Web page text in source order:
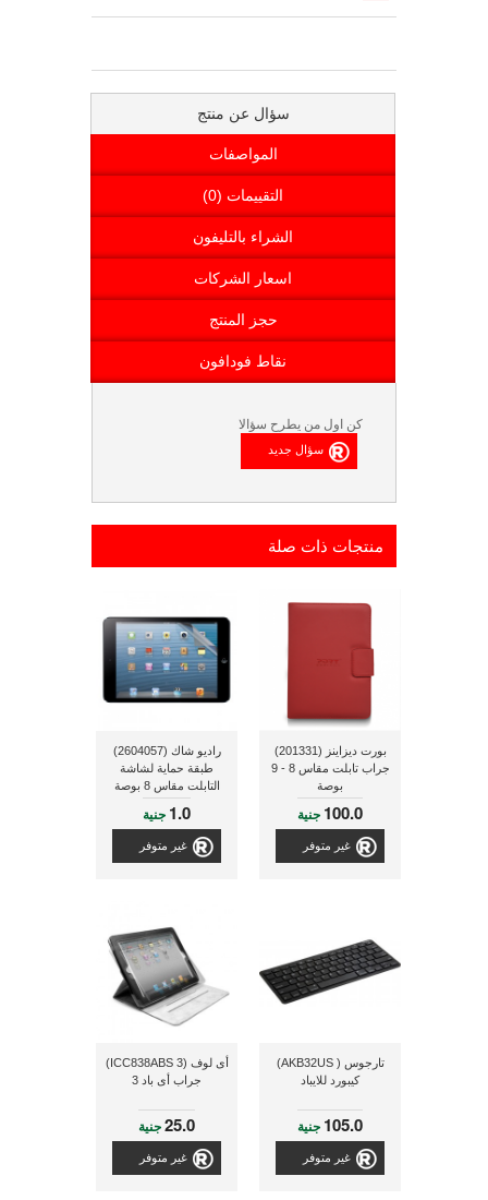
سؤال عن منتج
المواصفات
التقييمات (0)
الشراء بالتليفون
اسعار الشركات
حجز المنتج
نقاط فودافون
كن اول من يطرح سؤالا
منتجات ذات صلة
بورت ديزاينز (201331)
جراب تابلت مقاس 8 - 9
بوصة
100.0 جنية
غير متوفر
راديو شاك (2604057)
طبقة حماية لشاشة
التابلت مقاس 8 بوصة
1.0 جنية
غير متوفر
تارجوس ( AKB32US)
كيبورد للايباد
105.0 جنية
غير متوفر
أى لوف (ICC838ABS 3)
جراب أى باد 3
25.0جنية
غير متوفر